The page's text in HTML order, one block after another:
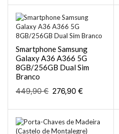
Smartphone Samsung
Galaxy A36 A366 5G
8GB/256GB Dual Sim
Branco
449,90€ 276,90 €